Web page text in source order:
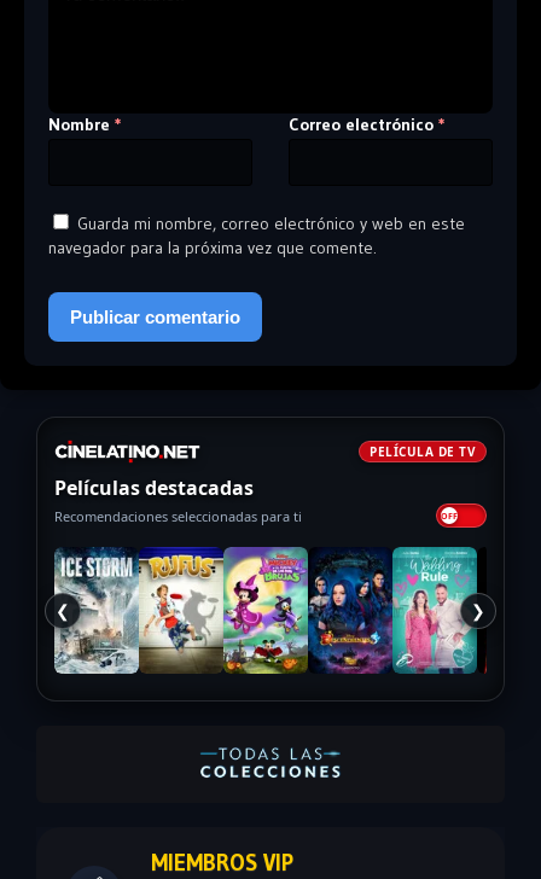
Nombre * Correo electrónico *
Guarda mi nombre, correo electrónico y web en este
navegador para la próxima vez que comente.
PELÍCULA DE TV
Películas destacadas
Recomendaciones seleccionadas para ti
❮ ❯
MIEMBROS VIP